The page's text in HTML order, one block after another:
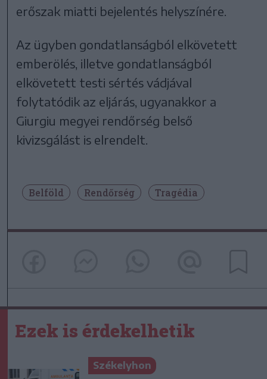
erőszak miatti bejelentés helyszínére.
Az ügyben gondatlanságból elkövetett
emberölés, illetve gondatlanságból
elkövetett testi sértés vádjával
folytatódik az eljárás, ugyanakkor a
Giurgiu megyei rendőrség belső
kivizsgálást is elrendelt.
Belföld Rendőrség Tragédia
Ezek is érdekelhetik
Székelyhon